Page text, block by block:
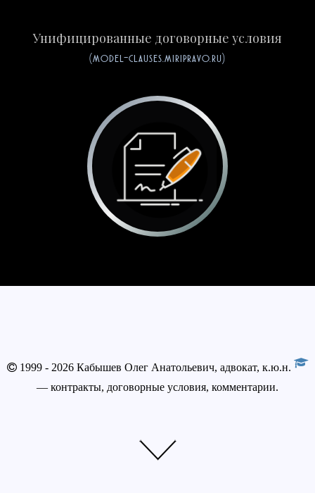
Унифицированные договорные условия
(model-clauses.miripravo.ru)
1999 - 2026 Кабышев Олег Анатольевич, адвокат, к.ю.н.
— контракты, договорные условия, комментарии.